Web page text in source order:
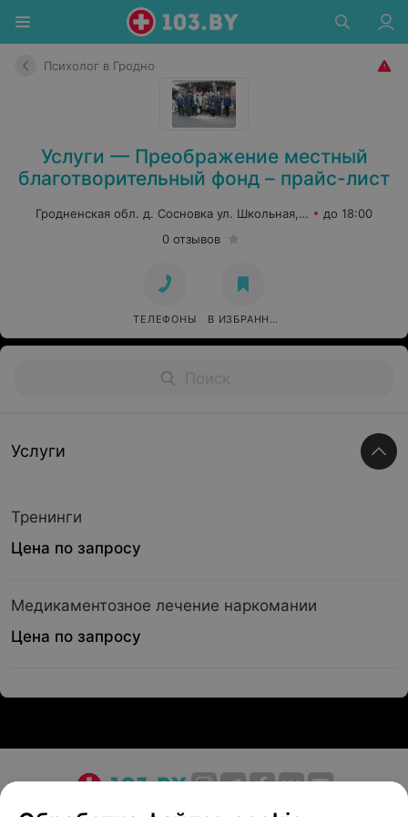
Психолог в Гродно
Услуги — Преображение местный
благотворительный фонд – прайс-лист
Гродненская обл. д. Сосновка ул. Школьная, 2
до 18:00
0 отзывов
ТЕЛЕФОНЫ В ИЗБРАННОЕ
Услуги
Тренинги
Цена по запросу
Медикаментозное лечение наркомании
Цена по запросу
О проекте Новости проекта Размещение рекламы